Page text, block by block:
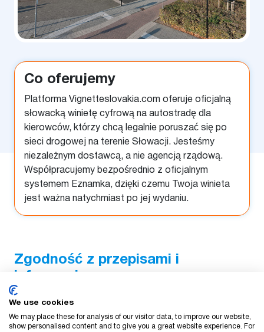
Co oferujemy
Platforma Vignetteslovakia.com oferuje oficjalną
słowacką winietę cyfrową na autostradę dla
kierowców, którzy chcą legalnie poruszać się po
sieci drogowej na terenie Słowacji. Jesteśmy
niezależnym dostawcą, a nie agencją rządową.
Współpracujemy bezpośrednio z oficjalnym
systemem Eznamka, dzięki czemu Twoja winieta
jest ważna natychmiast po jej wydaniu.
Zgodność z przepisami i
dotyczącymi ochrony konsumentów,
We use cookies
We may place these for analysis of our visitor data, to improve our website,
show personalised content and to give you a great website experience. For